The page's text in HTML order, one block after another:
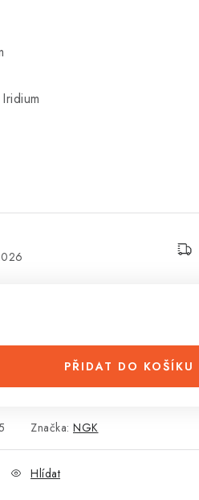
PŘIDAT DO KOŠÍKU
Značka: NGK
Hlídat